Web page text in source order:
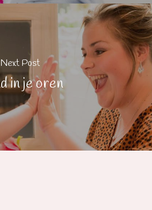
Next Post
in je oren